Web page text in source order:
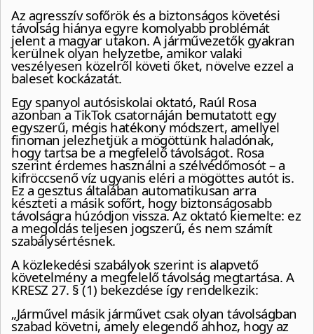
Az agresszív sofőrök és a biztonságos követési
távolság hiánya egyre komolyabb problémát
jelent a magyar utakon. A járművezetők gyakran
kerülnek olyan helyzetbe, amikor valaki
veszélyesen közelről követi őket, növelve ezzel a
baleset kockázatát.
Egy spanyol autósiskolai oktató, Raúl Rosa
azonban a TikTok csatornáján bemutatott egy
egyszerű, mégis hatékony módszert, amellyel
finoman jelezhetjük a mögöttünk haladónak,
hogy tartsa be a megfelelő távolságot. Rosa
szerint érdemes használni a szélvédőmosót – a
kifröccsenő víz ugyanis eléri a mögöttes autót is.
Ez a gesztus általában automatikusan arra
készteti a másik sofőrt, hogy biztonságosabb
távolságra húzódjon vissza. Az oktató kiemelte: ez
a megoldás teljesen jogszerű, és nem számít
szabálysértésnek.
A közlekedési szabályok szerint is alapvető
követelmény a megfelelő távolság megtartása. A
KRESZ 27. § (1) bekezdése így rendelkezik:
„Járművel másik járművet csak olyan távolságban
szabad követni, amely elegendő ahhoz, hogy az